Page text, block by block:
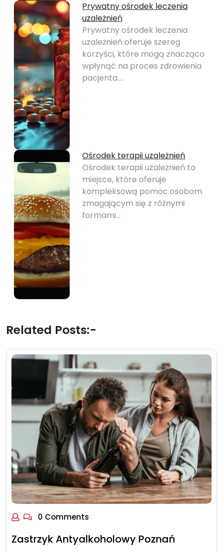
Prywatny ośrodek leczenia
uzależnień
Prywatny ośrodek leczenia
uzależnień oferuje szereg
korzyści, które mogą znacząco
wpłynąć na proces zdrowienia
pacjenta.…
Ośrodek terapii uzależnień
Ośrodek terapii uzależnień to
miejsce, które oferuje
kompleksową pomoc osobom
zmagającym się z różnymi
formami…
Related Posts:-
0 Comments
Zastrzyk Antyalkoholowy Poznań